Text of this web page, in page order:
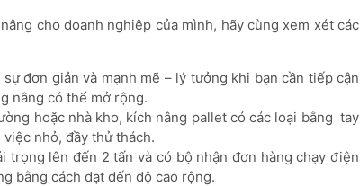
cho doanh nghiệp của mình, hãy cùng xem xét các
đơn giản và mạnh mẽ – lý tưởng khi bạn cần tiếp cận
nâng có thể mở rộng.
hoặc nhà kho, kích nâng pallet có các loại bằng tay
nhỏ, đầy thử thách.
lên đến 2 tấn và có bộ nhận đơn hàng chạy điện
bằng cách đạt đến độ cao rộng.